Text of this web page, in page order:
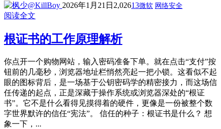
2026年1月21日 2,02613微软 网络安全
阅读全文
根证书的工作原理解析
你点开一个购物网站，输入密码准备下单。就在点击“支付”按
钮前的几毫秒，浏览器地址栏悄然亮起一把小锁。这看似不起
眼的图标背后，是一场基于公钥密码学的精密接力，而这场信
任传递的起点，正是深藏于操作系统或浏览器深处的“根证
书”。它不是什么看得见摸得着的硬件，更像是一份被整个数
字世界默许的信任“宪法”。 信任的种子：根证书是什么？ 想
象一下，...